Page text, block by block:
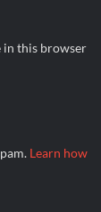
in this browser
Learn how